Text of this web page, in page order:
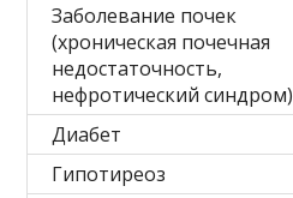
Заболевание почек
(хроническая почечная
недостаточность,
нефротический синдром)
Диабет
Гипотиреоз